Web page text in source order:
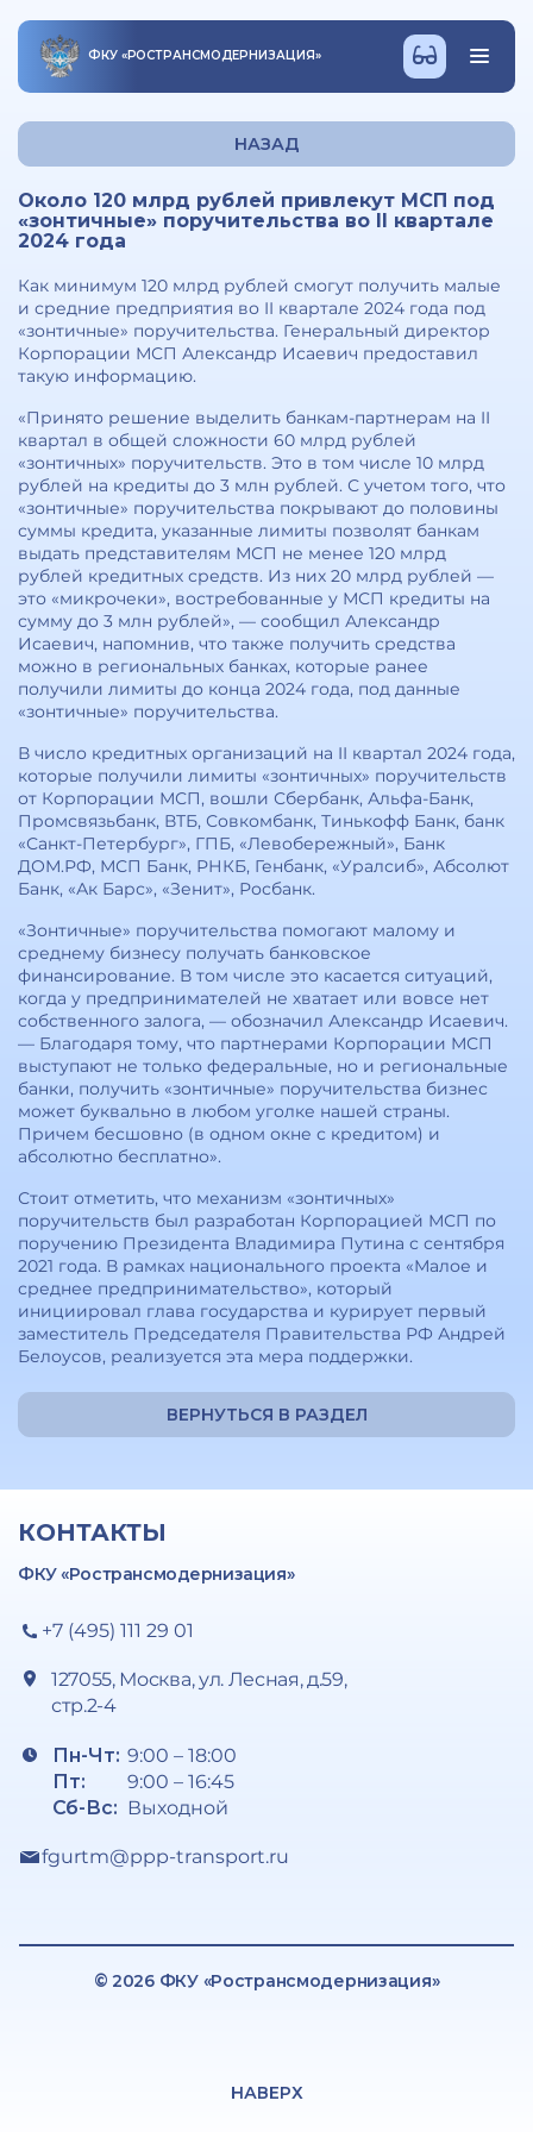
ФКУ «РОСТРАНСМОДЕРНИЗАЦИЯ»
НАЗАД
Около 120 млрд рублей привлекут МСП под
«зонтичные» поручительства во II квартале
2024 года
Как минимум 120 млрд рублей смогут получить малые
и средние предприятия во II квартале 2024 года под
«зонтичные» поручительства. Генеральный директор
Корпорации МСП Александр Исаевич предоставил
такую информацию.
«Принято решение выделить банкам-партнерам на II
квартал в общей сложности 60 млрд рублей
«зонтичных» поручительств. Это в том числе 10 млрд
рублей на кредиты до 3 млн рублей. С учетом того, что
«зонтичные» поручительства покрывают до половины
суммы кредита, указанные лимиты позволят банкам
выдать представителям МСП не менее 120 млрд
рублей кредитных средств. Из них 20 млрд рублей —
это «микрочеки», востребованные у МСП кредиты на
сумму до 3 млн рублей», — сообщил Александр
Исаевич, напомнив, что также получить средства
можно в региональных банках, которые ранее
получили лимиты до конца 2024 года, под данные
«зонтичные» поручительства.
В число кредитных организаций на II квартал 2024 года,
которые получили лимиты «зонтичных» поручительств
от Корпорации МСП, вошли Сбербанк, Альфа-Банк,
Промсвязьбанк, ВТБ, Совкомбанк, Тинькофф Банк, банк
«Санкт-Петербург», ГПБ, «Левобережный», Банк
ДОМ.РФ, МСП Банк, РНКБ, Генбанк, «Уралсиб», Абсолют
Банк, «Ак Барс», «Зенит», Росбанк.
«Зонтичные» поручительства помогают малому и
среднему бизнесу получать банковское
финансирование. В том числе это касается ситуаций,
когда у предпринимателей не хватает или вовсе нет
собственного залога, — обозначил Александр Исаевич.
— Благодаря тому, что партнерами Корпорации МСП
выступают не только федеральные, но и региональные
банки, получить «зонтичные» поручительства бизнес
может буквально в любом уголке нашей страны.
Причем бесшовно (в одном окне с кредитом) и
абсолютно бесплатно».
Стоит отметить, что механизм «зонтичных»
поручительств был разработан Корпорацией МСП по
поручению Президента Владимира Путина с сентября
2021 года. В рамках национального проекта «Малое и
среднее предпринимательство», который
инициировал глава государства и курирует первый
заместитель Председателя Правительства РФ Андрей
Белоусов, реализуется эта мера поддержки.
ВЕРНУТЬСЯ В РАЗДЕЛ
КОНТАКТЫ
ФКУ «Ространсмодернизация»
+7 (495) 111 29 01
127055, Москва, ул. Лесная, д.59,
стр.2-4
Пн-Чт:
Пт:
Сб-Вс:
9:00 – 18:00
9:00 – 16:45
Выходной
fgurtm@ppp-transport.ru
© 2026 ФКУ «Ространсмодернизация»
НАВЕРХ